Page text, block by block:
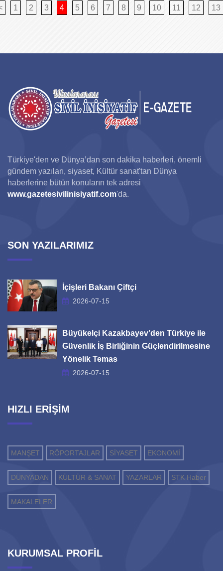
1 2 3 4 5 6 7 8 9 10 11 12 13
Türkiye'den ve Dünya’dan son dakika haberleri, önemli
gündem yazıları, siyaset, Kültür sanat'tan Dünya
haberlerine bütün konuların tek adresi
www.gazetesivilinisiyatif.com'da.
SON YAZILARIMIZ
İçişleri Bakanı Çiftçi
2026-07-15
Büyükelçi Kazakbayev’den Türkiye ile
Güvenlik İş Birliğinin Güçlendirilmesine
Yönelik Temas
2026-07-15
HIZLI ERİŞİM
MANŞET RÖPORTAJLAR SİYASET EKONOMİ
DÜNYADAN KÜLTÜR & SANAT YAZARLAR STK Haber
MAKALELER
KURUMSAL PROFİL